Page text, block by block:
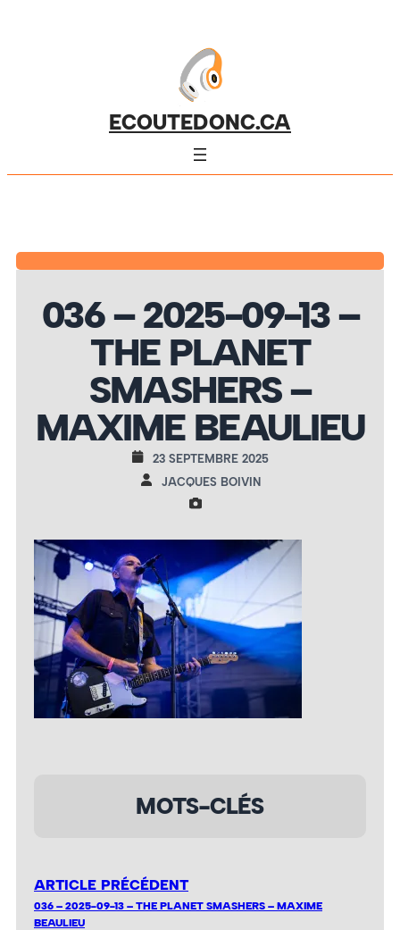
ECOUTEDONC.CA
036 – 2025-09-13 –
THE PLANET
SMASHERS –
MAXIME BEAULIEU
23 SEPTEMBRE 2025
JACQUES BOIVIN
MOTS-CLÉS
ARTICLE PRÉCÉDENT
036 – 2025-09-13 – THE PLANET SMASHERS – MAXIME
BEAULIEU